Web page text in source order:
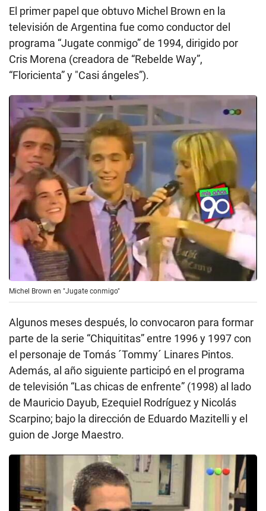
El primer papel que obtuvo Michel Brown en la
televisión de Argentina fue como conductor del
programa “Jugate conmigo” de 1994, dirigido por
Cris Morena (creadora de “Rebelde Way”,
“Floricienta” y " Casi ángeles”).
Michel Brown en "Jugate conmigo"
Algunos meses después, lo convocaron para formar
parte de la serie “Chiquititas” entre 1996 y 1997 con
el personaje de Tomás ´Tommy´ Linares Pintos.
Además, al año siguiente participó en el programa
de televisión “Las chicas de enfrente” (1998) al lado
de Mauricio Dayub, Ezequiel Rodríguez y Nicolás
Scarpino; bajo la dirección de Eduardo Mazitelli y el
guion de Jorge Maestro.